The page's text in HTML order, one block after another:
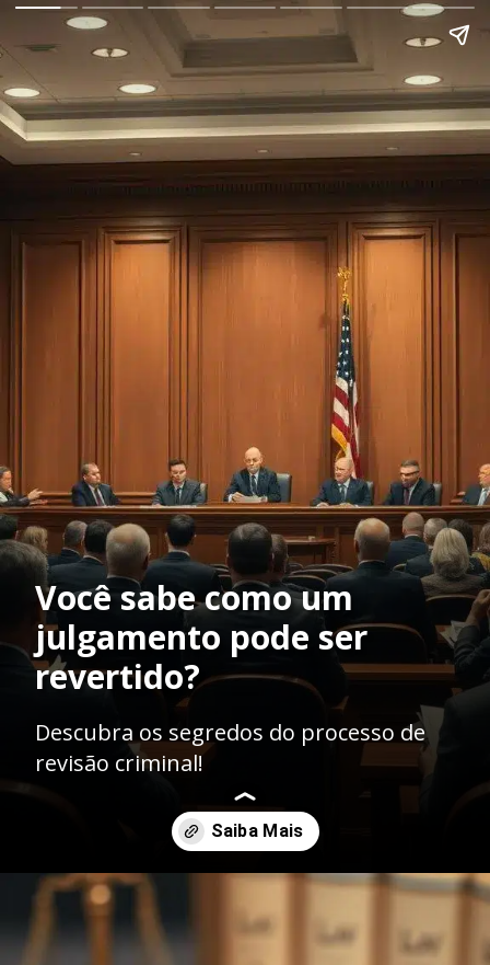
Você sabe como um
julgamento pode ser
revertido?
Descubra os segredos do processo de
revisão criminal!
Opening